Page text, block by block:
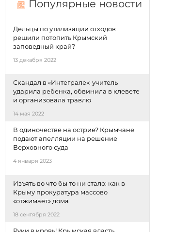
Популярные новости
Дельцы по утилизации отходов
решили потопить Крымский
заповедный край?
13 декабря 2022
Скандал в «Интеграле»: учитель
ударила ребенка, обвинила в клевете
и организовала травлю
14 мая 2022
В одиночестве на острие? Крымчане
подают апелляции на решение
Верховного суда
4 января 2023
Изъять во что бы то ни стало: как в
Крыму прокуратура массово
«отжимает» дома
18 сентября 2022